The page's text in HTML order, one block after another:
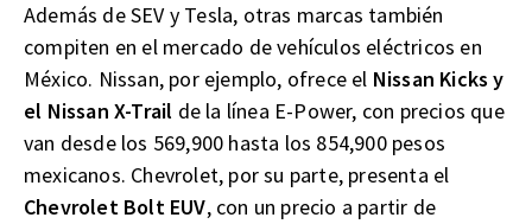
Además de SEV y Tesla, otras marcas también
compiten en el mercado de vehículos eléctricos en
México. Nissan, por ejemplo, ofrece el Nissan Kicks y
el Nissan X-Trail de la línea E-Power, con precios que
van desde los 569,900 hasta los 854,900 pesos
mexicanos. Chevrolet, por su parte, presenta el
Chevrolet Bolt EUV, con un precio a partir de